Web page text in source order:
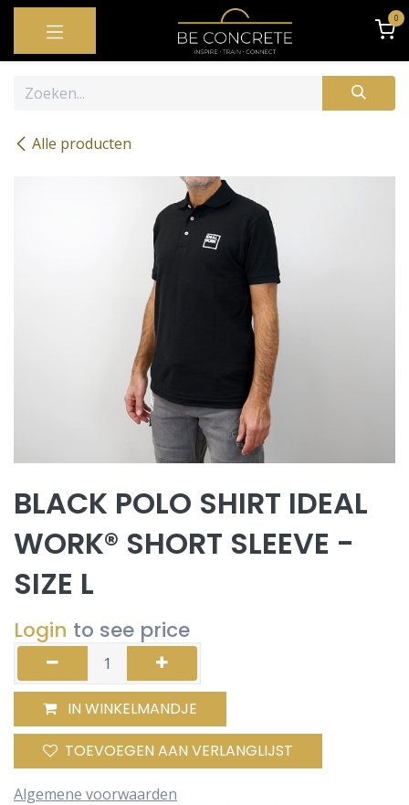
OVERSLAAN NAAR INHOUD 0
Alle producten
BLACK POLO SHIRT IDEAL
WORK® SHORT SLEEVE -
SIZE L
Login to see price
IN WINKELMANDJE
TOEVOEGEN AAN VERLANGLIJST
Algemene voorwaarden